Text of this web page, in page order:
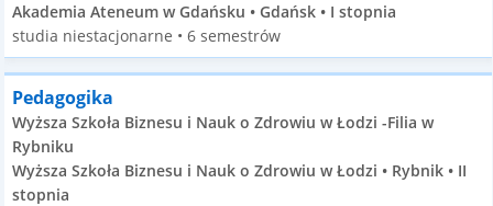
Akademia Ateneum w Gdańsku • Gdańsk • I stopnia
studia niestacjonarne • 6 semestrów
Pedagogika
Wyższa Szkoła Biznesu i Nauk o Zdrowiu w Łodzi -Filia w
Rybniku
Wyższa Szkoła Biznesu i Nauk o Zdrowiu w Łodzi • Rybnik • II
stopnia